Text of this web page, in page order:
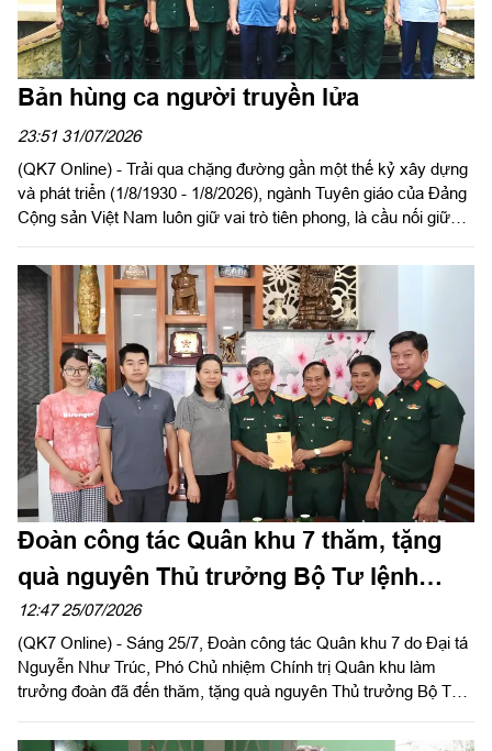
Bản hùng ca người truyền lửa
23:51 31/07/2026
(QK7 Online) - Trải qua chặng đường gần một thế kỷ xây dựng
và phát triển (1/8/1930 - 1/8/2026), ngành Tuyên giáo của Đảng
Cộng sản Việt Nam luôn giữ vai trò tiên phong, là cầu nối giữa ý
khơi dậy mạnh mẽ tinh thần yêu nước của toàn dân tộc, góp
phần vào những thắng lợi vẻ vang của sự nghiệp cách mạng.
Đúc kết nên truyền thống vẻ vang: “Trung thành - Tận tụy - Kỷ
cương - Sáng tạo - Đoàn kết - Hiệu quả”.
Đoàn công tác Quân khu 7 thăm, tặng
quà nguyên Thủ trưởng Bộ Tư lệnh
Quân khu
12:47 25/07/2026
(QK7 Online) - Sáng 25/7, Đoàn công tác Quân khu 7 do Đại tá
Nguyễn Như Trúc, Phó Chủ nhiệm Chính trị Quân khu làm
trưởng đoàn đã đến thăm, tặng quà nguyên Thủ trưởng Bộ Tư
niệm 79 năm Ngày Thương binh - Liệt sĩ (27/7/1947 -